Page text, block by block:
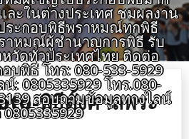
ะในต่างประเทศ ชมผลงาน
ะกอบพิธีพราหมณ์ทุกพิธี
าหมณ์ผู้ชำนาญการพิธี รับ
วัดทั่วประเทศไทย ติดต่อ
พิธี โทร: 080-533-5929
น์: 0805335929 โทร.080-
สอบถามข้อมูลทางไลน์
พิธีตั้งศาลพระ